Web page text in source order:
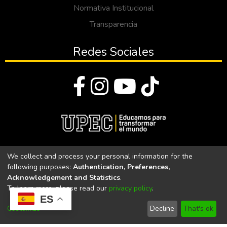
ES
Normativa Institucional
Transparencia
Redes Sociales
Universidad Politécnica Estatal del Carchi
Universidad Politécnica Estatal del Carchi | Acreditada por el
CACES Resolución N°. 160-SE-33-CACES-2020
We collect and process your personal information for the
following purposes: Authentication, Preferences,
Acknowledgement and Statistics.
To learn more, please read our privacy policy.
Customize Decline That's ok